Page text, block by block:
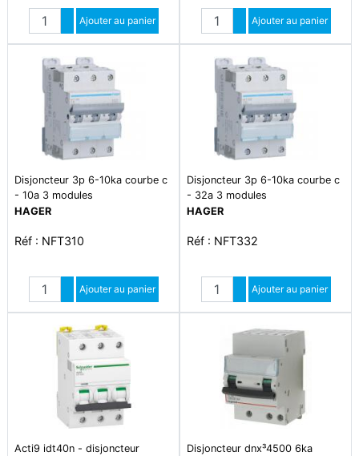
Quantité
Augmenter quantité
Diminuer quantité
Ajouter au panier Quantité
Augmenter quantité
Diminuer quantité
Ajouter au panier
Disjoncteur 3p 6-10ka courbe c
- 10a 3 modules
HAGER
Réf : NFT310
Quantité
Augmenter quantité
Diminuer quantité
Ajouter au panier
Disjoncteur 3p 6-10ka courbe c
- 32a 3 modules
HAGER
Réf : NFT332
Quantité
Augmenter quantité
Diminuer quantité
Ajouter au panier
Acti9 idt40n - disjoncteur
Disjoncteur dnx³4500 6ka